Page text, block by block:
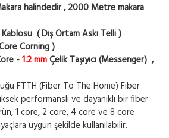
halindedir , 2000 Metre makara
( Dış Ortam Askı Telli )
Corning )
-1.2 mmÇelik Taşıyıcı (Messenger) ,
FTTH (Fiber To The Home) Fiber
performanslı ve dayanıklı bir fiber
1 core, 2 core, 4 core ve 8 core
uygun şekilde kullanılabilir.